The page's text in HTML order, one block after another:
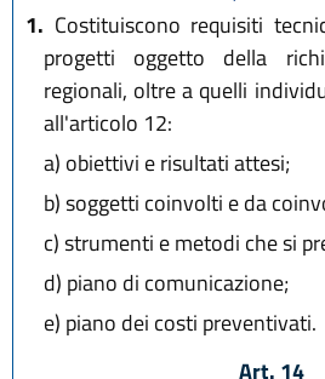
1. Costituiscono requisiti
progetti oggetto della
regionali, oltre a quelli
all'articolo 12:
a) obiettivi e risultati attesi;
b)soggetti coinvolti e da
c)strumenti e metodi che si
d) piano di comunicazione;
e) piano dei costi preventivati.
Art. 14